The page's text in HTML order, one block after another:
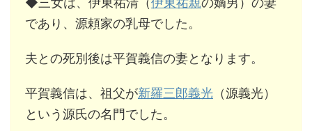
であり、源頼家の乳母でした。
夫との死別後は平賀義信の妻となります。
平賀義信は、祖父が新羅三郎義光 （源義光）
という源氏の名門でした。